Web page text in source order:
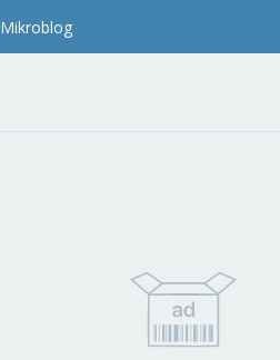
Mikroblog